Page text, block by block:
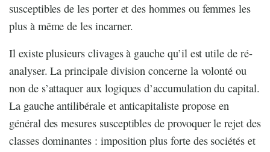
susceptibles de les porter et des hommes ou femmes les
plus à même de les incarner.
Il existe plusieurs clivages à gauche qu’il est utile de ré-
analyser. La principale division concerne la volonté ou
non de s’attaquer aux logiques d’accumulation du capital.
La gauche antilibérale et anticapitaliste propose en
général des mesures susceptibles de provoquer le rejet des
classes dominantes : imposition plus forte des sociétés et